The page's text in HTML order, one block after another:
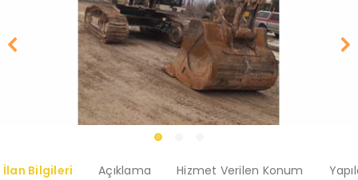
İlan Bilgileri Açıklama Hizmet Verilen Konum